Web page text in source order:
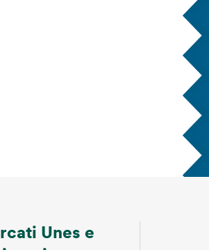
Unes e